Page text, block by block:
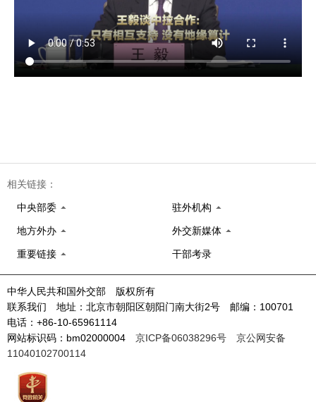
相关链接：
中央部委 驻外机构
地方外办 外交新媒体
重要链接 干部考录
中华人民共和国外交部 版权所有
联系我们 地址：北京市朝阳区朝阳门南大街2号 邮编：100701
电话：+86-10-65961114
网站标识码：bm02000004 京ICP备06038296号
京公网安备
11040102700114